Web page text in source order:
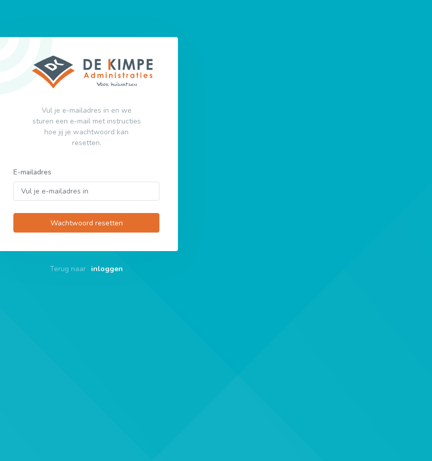
Vul je e-mailadres in en we
sturen een e-mail met instructies
hoe jij je wachtwoord kan
resetten.
E-mailadres
Wachtwoord resetten
Terug naar inloggen